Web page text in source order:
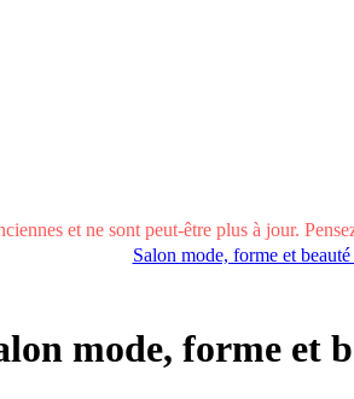
et ne sont peut-être plus à jour.
Salon mode, forme et
mode, forme et